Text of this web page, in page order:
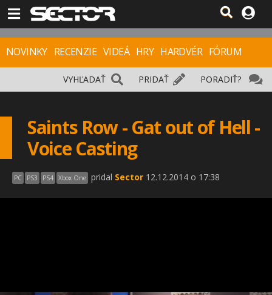
NOVINKY RECENZIE VIDEÁ HRY HARDVÉR FÓRUM
PORADIŤ?
PRIDAŤ
VYHĽADAŤ
Saints Row - Gat out of Hell -
Voice Casting
PC PS3 PS4 Xbox One pridal Sector 12.12.2014 o 17:38